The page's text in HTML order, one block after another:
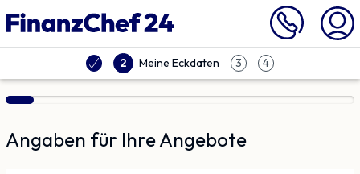
2 Meine Eckdaten 3 4
Angaben für Ihre Angebote